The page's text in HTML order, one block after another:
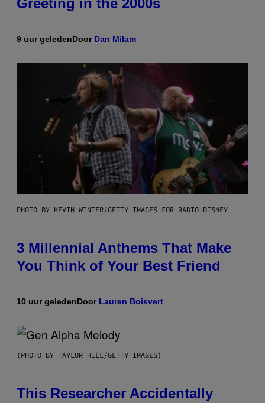
Greeting in the 2000s
9 uur geledenDoor Dan Milam
PHOTO BY KEVIN WINTER/GETTY IMAGES FOR RADIO DISNEY
3 Millennial Anthems That Make
You Think of Your Best Friend
10 uur geledenDoor Lauren Boisvert
(PHOTO BY TAYLOR HILL/GETTY IMAGES)
This Researcher Accidentally